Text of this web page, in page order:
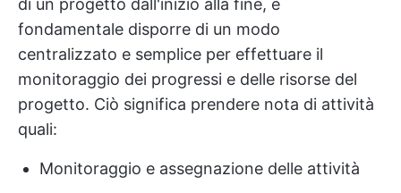
di un progetto dall'inizio alla fine, è
fondamentale disporre di un modo
centralizzato e semplice per effettuare il
monitoraggio dei progressi e delle risorse del
progetto. Ciò significa prendere nota di attività
quali:
Monitoraggio e assegnazione delle attività